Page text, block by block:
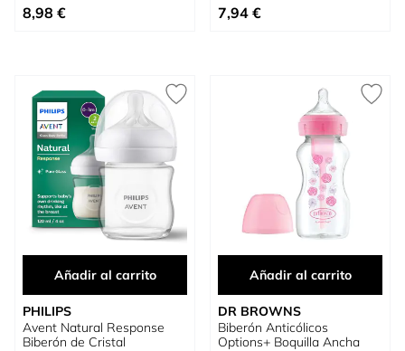
Precio especial
8,98 €
Tan bajo como
7,94 €
Añadir al carrito
PHILIPS
Avent Natural Response
Biberón de Cristal
Añadir al carrito
DR BROWNS
Biberón Anticólicos
Options+ Boquilla Ancha